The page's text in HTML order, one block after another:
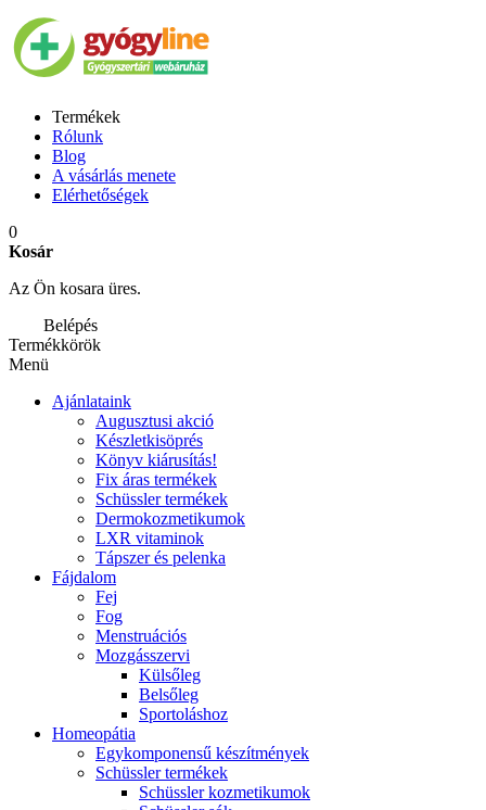
Termékek
Rólunk
Blog
A vásárlás menete
Elérhetőségek
0
Kosár
Az Ön kosara üres.
Belépés
Termékkörök
Menü
Ajánlataink
Augusztusi akció
Készletkisöprés
Könyv kiárusítás!
Fix áras termékek
Schüssler termékek
Dermokozmetikumok
LXR vitaminok
Tápszer és pelenka
Fájdalom
Fej
Fog
Menstruációs
Mozgásszervi
Külsőleg
Belsőleg
Sportoláshoz
Homeopátia
Egykomponensű készítmények
Schüssler termékek
Schüssler kozmetikumok